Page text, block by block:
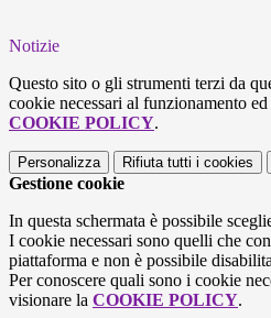
Notizie
Questo sito o gli strumenti terzi da
cookie necessari al funzionamento
COOKIE POLICY.
Personalizza Rifiuta tutti i cookies
Gestione cookie
In questa schermata è possibile
I cookie necessari sono quelli che
piattaforma e non è possibile
Per conoscere quali sono i cookie
visionare la COOKIE POLICY.